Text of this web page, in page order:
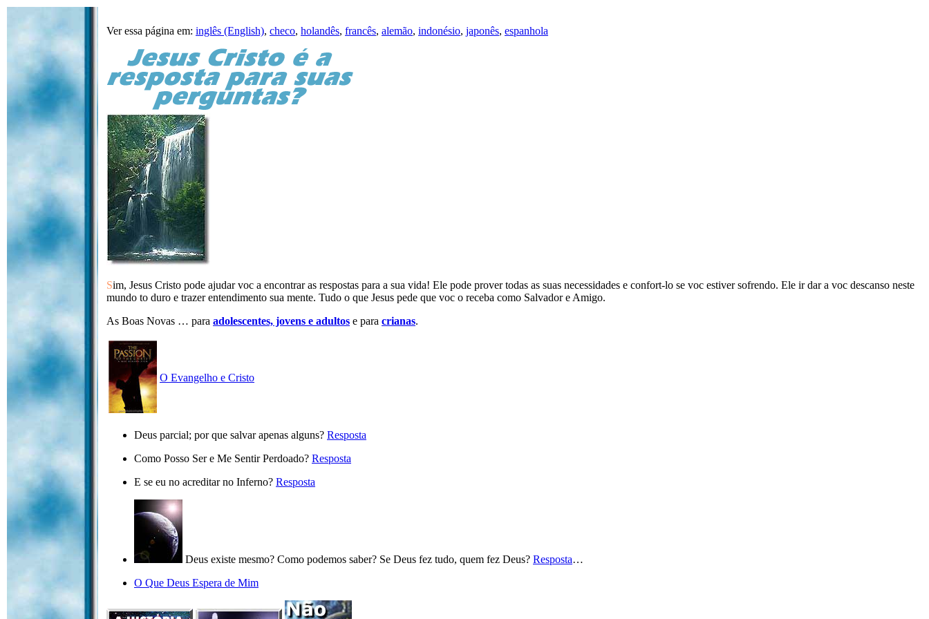
Ver essa página em: inglês (English), checo, holandês, francês, alemão, indonésio, japonês, espanhola
Sim, Jesus Cristo pode ajudar voc a encontrar as respostas para a sua vida! Ele pode prover todas as suas necessidades e confort-lo se voc estiver sofrendo. Ele ir dar a voc descanso neste
mundo to duro e trazer entendimento sua mente. Tudo o que Jesus pede que voc o receba como Salvador e Amigo.
As Boas Novas … para adolescentes, jovens e adultos e para crianas.
O Evangelho e Cristo
Deus parcial; por que salvar apenas alguns? Resposta
Como Posso Ser e Me Sentir Perdoado? Resposta
E se eu no acreditar no Inferno? Resposta
Deus existe mesmo? Como podemos saber? Se Deus fez tudo, quem fez Deus? Resposta…
O Que Deus Espera de Mim